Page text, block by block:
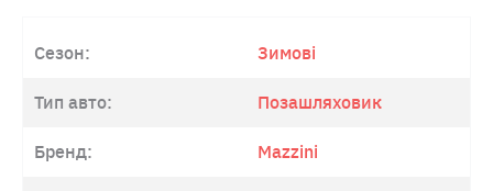
Сезон: Зимові
Тип авто: Позашляховик
Бренд: Mazzini